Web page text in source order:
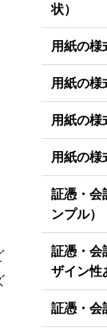
状）
用紙の様
用紙の
用紙の
用紙の
証憑・
ンプル）
証憑・
ザイン性
証憑・会